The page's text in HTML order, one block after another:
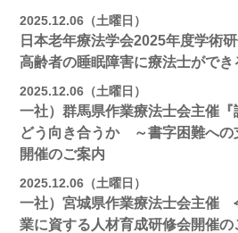
2025.12.06（土曜日）
日本老年療法学会2025年度学術
高齢者の睡眠障害に療法士がで
2025.12.06（土曜日）
一社）群馬県作業療法士会主催
どう向き合うか ～書字困難への
開催のご案内
2025.12.06（土曜日）
一社）宮城県作業療法士会主催
業に資する人材育成研修会開催の